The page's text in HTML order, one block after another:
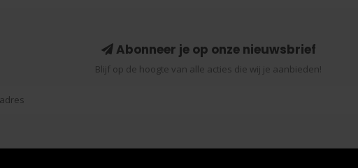
Abonneer je op onze nieuwsbrief
Blijf op de hoogte van alle acties die wij je aanbieden!